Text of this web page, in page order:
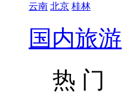
云南 北京 桂林
国内旅游
热 门